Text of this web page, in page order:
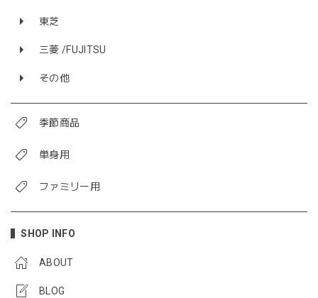
東芝
三菱 /FUJITSU
その他
季節商品
単身用
ファミリー用
SHOP INFO
ABOUT
BLOG